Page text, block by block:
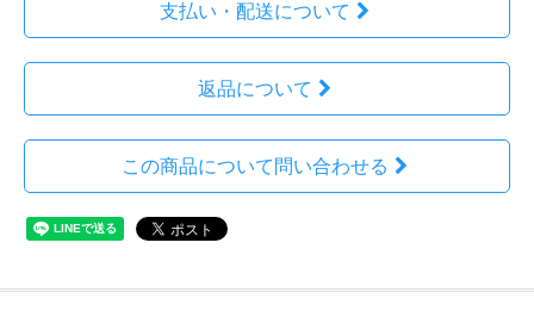
支払い・配送について
返品について
この商品について問い合わせる